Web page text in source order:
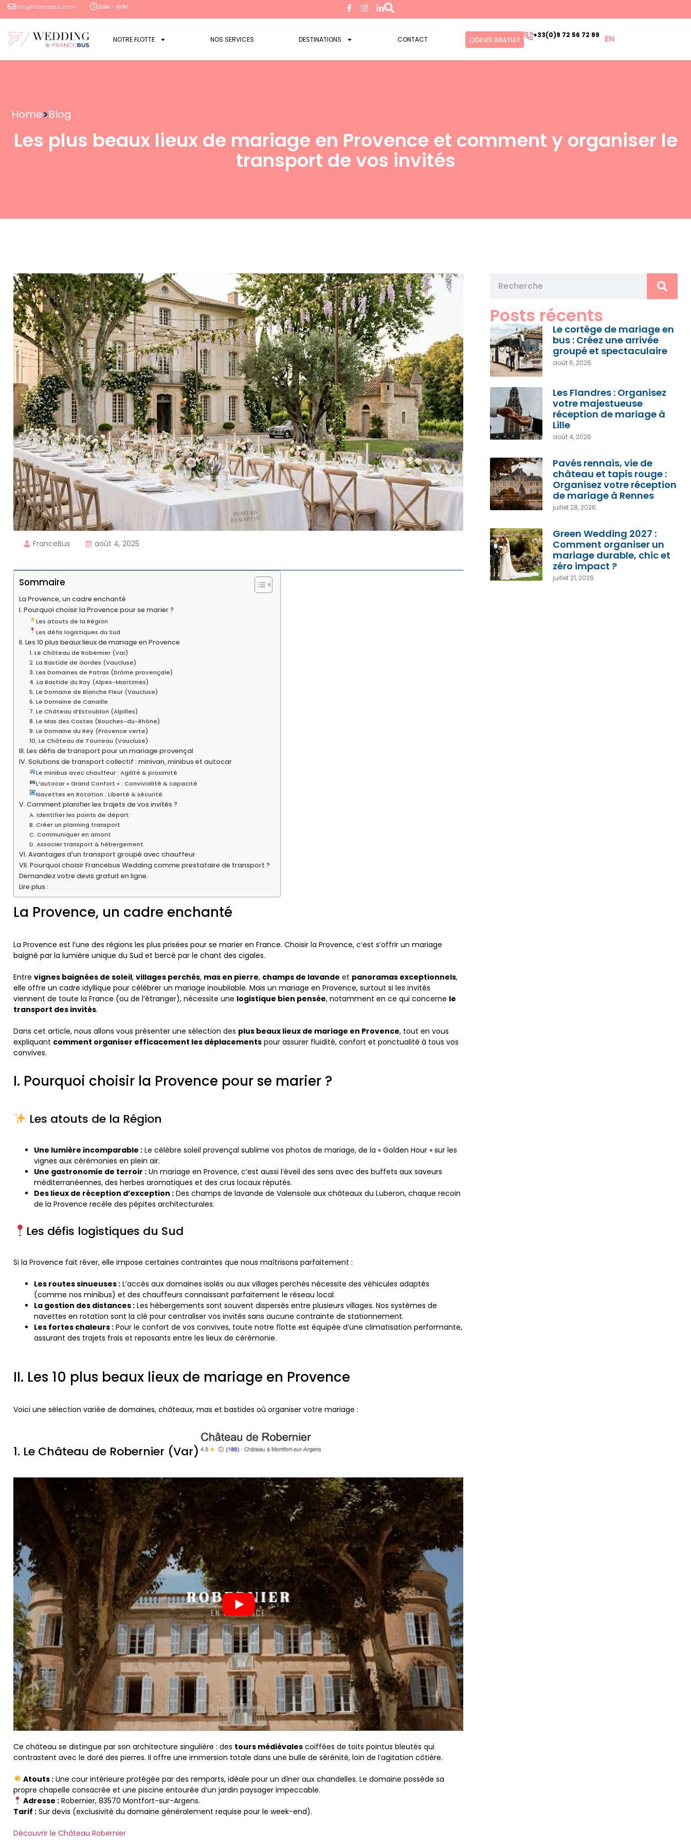
info@francebus.com 9AM - 6PM
NOTRE FLOTTE NOS SERVICES DESTINATIONS CONTACT DEVIS GRATUIT
+33(0)9 72 56 72 89 EN
Home>Blog
Les plus beaux lieux de mariage en Provence et comment y organiser le
transport de vos invités
FranceBus août 4, 2025
Sommaire
La Provence, un cadre enchanté
I. Pourquoi choisir la Provence pour se marier ?
Les atouts de la Région
Les défis logistiques du Sud
II. Les 10 plus beaux lieux de mariage en Provence
1. Le Château de Robernier (Var)
2. La Bastide de Gordes (Vaucluse)
3. Les Domaines de Patras (Drôme provençale)
4. La Bastide du Roy (Alpes-Maritimes)
5. Le Domaine de Blanche Fleur (Vaucluse)
6. Le Domaine de Canaille
7. Le Château d’Estoublon (Alpilles)
8. Le Mas des Costes (Bouches-du-Rhône)
9. Le Domaine du Rey (Provence verte)
10. Le Château de Tourreau (Vaucluse)
III. Les défis de transport pour un mariage provençal
IV. Solutions de transport collectif : minivan, minibus et autocar
Le minibus avec chauffeur : Agilité & proximité
L’autocar « Grand Confort » : Convivialité & capacité
Navettes en Rotation : Liberté & sécurité
V. Comment planifier les trajets de vos invités ?
A. Identifier les points de départ
B. Créer un planning transport
C. Communiquer en amont
D. Associer transport & hébergement
VI. Avantages d’un transport groupé avec chauffeur
VII. Pourquoi choisir Francebus Wedding comme prestataire de transport ?
Demandez votre devis gratuit en ligne.
Lire plus :
La Provence, un cadre enchanté
La Provence est l’une des régions les plus prisées pour se marier en France. Choisir la Provence, c’est s’offrir un mariage
baigné par la lumière unique du Sud et bercé par le chant des cigales.
Entre vignes baignées de soleil, villages perchés, mas en pierre, champs de lavande et panoramas exceptionnels,
elle offre un cadre idyllique pour célébrer un mariage inoubliable. Mais un mariage en Provence, surtout si les invités
viennent de toute la France (ou de l’étranger), nécessite une logistique bien pensée, notamment en ce qui concerne le
transport des invités.
Dans cet article, nous allons vous présenter une sélection des plus beaux lieux de mariage en Provence, tout en vous
expliquant comment organiser efficacement les déplacements pour assurer fluidité, confort et ponctualité à tous vos
convives.
I. Pourquoi choisir la Provence pour se marier ?
Les atouts de la Région
Une lumière incomparable : Le célèbre soleil provençal sublime vos photos de mariage, de la « Golden Hour » sur les
vignes aux cérémonies en plein air.
Une gastronomie de terroir : Un mariage en Provence, c’est aussi l’éveil des sens avec des buffets aux saveurs
méditerranéennes, des herbes aromatiques et des crus locaux réputés.
Des lieux de réception d’exception : Des champs de lavande de Valensole aux châteaux du Luberon, chaque recoin
de la Provence recèle des pépites architecturales.
Les défis logistiques du Sud
Si la Provence fait rêver, elle impose certaines contraintes que nous maîtrisons parfaitement :
Les routes sinueuses : L’accès aux domaines isolés ou aux villages perchés nécessite des véhicules adaptés
(comme nos minibus) et des chauffeurs connaissant parfaitement le réseau local.
La gestion des distances : Les hébergements sont souvent dispersés entre plusieurs villages. Nos systèmes de
navettes en rotation sont la clé pour centraliser vos invités sans aucune contrainte de stationnement.
Les fortes chaleurs : Pour le confort de vos convives, toute notre flotte est équipée d’une climatisation performante,
assurant des trajets frais et reposants entre les lieux de cérémonie.
II. Les 10 plus beaux lieux de mariage en Provence
Voici une sélection variée de domaines, châteaux, mas et bastides où organiser votre mariage :
1. Le Château de Robernier (Var)
Ce château se distingue par son architecture singulière : des tours médiévales coiffées de toits pointus bleutés qui
contrastent avec le doré des pierres. Il offre une immersion totale dans une bulle de sérénité, loin de l’agitation côtière.
Atouts :Une cour intérieure protégée par des remparts, idéale pour un dîner aux chandelles. Le domaine possède sa
propre chapelle consacrée et une piscine entourée d’un jardin paysager impeccable.
Adresse :Robernier, 83570 Montfort-sur-Argens.
Tarif : Sur devis (exclusivité du domaine généralement requise pour le week-end).
Découvrir le Château Robernier
Posts récents
Le cortège de mariage en
bus : Créez une arrivée
groupé et spectaculaire
août 6, 2026
Les Flandres : Organisez
votre majestueuse
réception de mariage à
Lille
août 4, 2026
Pavés rennais, vie de
château et tapis rouge :
Organisez votre réception
de mariage à Rennes
juillet 28, 2026
Green Wedding 2027 :
Comment organiser un
mariage durable, chic et
zéro impact ?
juillet 21, 2026